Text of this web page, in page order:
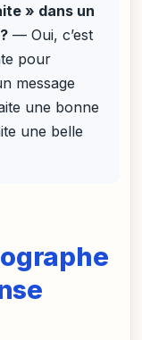
» dans un
— Oui, c’est
pour
message
une bonne
une belle